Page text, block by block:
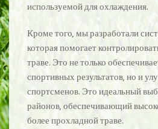
используемой для охлаждения.
Кроме того, мы разработали
которая помогает
траве. Это не только
спортивных результатов, но и
спортсменов. Это идеальный
районов, обеспечивающий
более прохладной траве.